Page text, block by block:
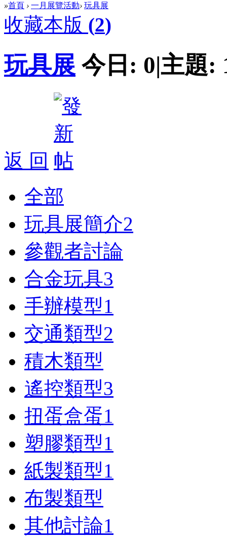
»首頁 › 一月展覽活動› 玩具展
收藏本版 (2)
玩具展 今日: 0|主題:
返 回
全部
玩具展簡介2
參觀者討論
合金玩具3
手辦模型1
交通類型2
積木類型
遙控類型3
扭蛋盒蛋1
塑膠類型1
紙製類型1
布製類型
其他討論1